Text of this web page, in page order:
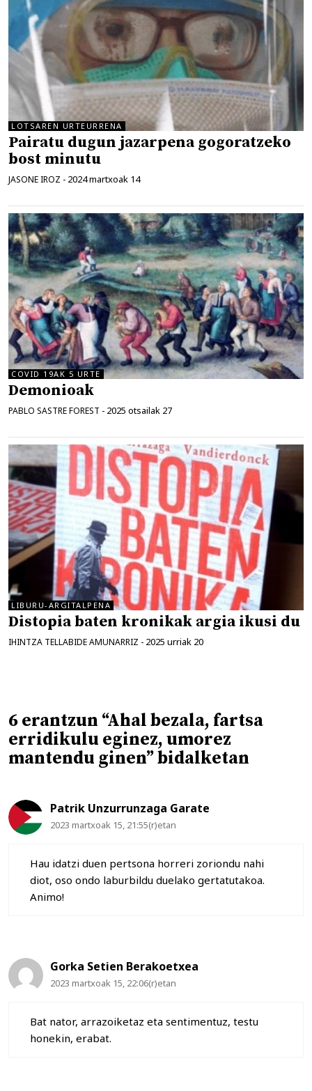
LOTSAREN URTEURRENA
Pairatu dugun jazarpena gogoratzeko
bost minutu
JASONE IROZ - 2024 martxoak 14
COVID 19AK 5 URTE
Demonioak
PABLO SASTRE FOREST - 2025 otsailak 27
LIBURU-ARGITALPENA
Distopia baten kronikak argia ikusi du
IHINTZA TELLABIDE AMUNARRIZ - 2025 urriak 20
6 erantzun “Ahal bezala, fartsa
erridikulu eginez, umorez
mantendu ginen” bidalketan
Patrik Unzurrunzaga Garate
2023 martxoak 15, 21:55(r)etan
Hau idatzi duen pertsona horreri zoriondu nahi
diot, oso ondo laburbildu duelako gertatutakoa.
Animo!
Gorka Setien Berakoetxea
2023 martxoak 15, 22:06(r)etan
Bat nator, arrazoiketaz eta sentimentuz, testu
honekin, erabat.